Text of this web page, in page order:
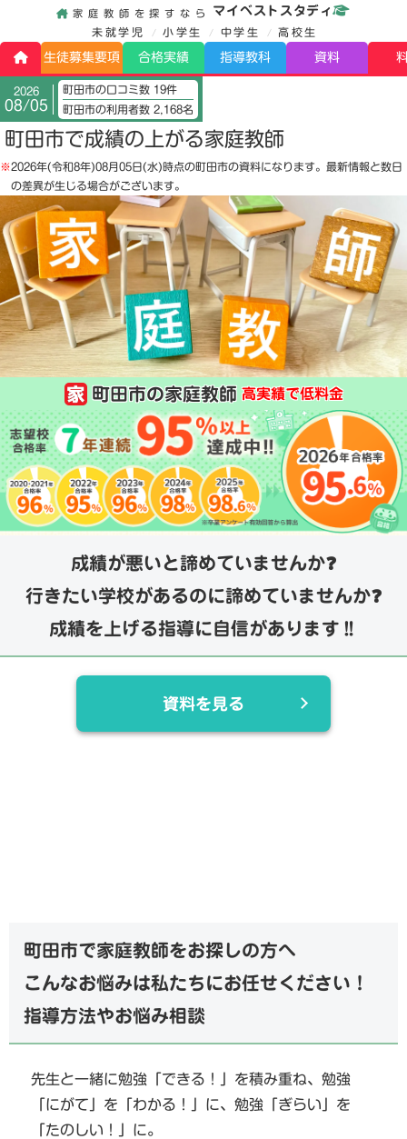
家庭教師を探すなら マイベストスタディ
未就学児 小学生 中学生 高校生
生徒募集要項 合格実績 指導教科 資料
2026
08/05
町田市の口コミ数 19件
町田市の利用者数 2,168名
町田市で成績の上がる家庭教師
※2026年(令和8年)08月05日(水)時点の町田市の資料になります。最新情報と数日
の差異が生じる場合がございます。
町田市の家庭教師 高実績で低料金
成績が悪いと諦めていませんか❓
行きたい学校があるのに諦めていませんか❓
成績を上げる指導に自信があります‼️
資料を見る
町田市で家庭教師をお探しの方へ
こんなお悩みは私たちにお任せください！
指導方法やお悩み相談
先生と一緒に勉強「できる！」を積み重ね、勉強
「にがて」を「わかる！」に、勉強「ぎらい」を
「たのしい！」に。